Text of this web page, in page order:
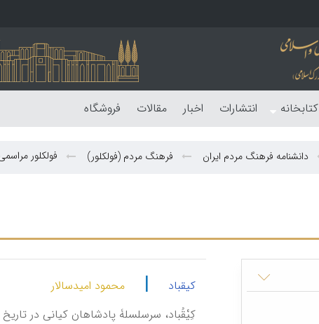
کتابخانه انتشارات اخبار مقالات فروشگاه
دانشنامه فرهنگ مردم ایران فرهنگ مردم (فولکلور) فولکلور
کیقباد |
محمود امیدسالار
کِیْقُباد، سرسلسلۀ پادشاهان کیانی در تاریخ